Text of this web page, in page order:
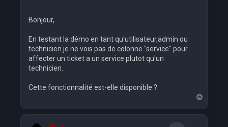
Bonjour,
En testant la démo en tant qu'utilisateur,admin ou
technicien je ne vois pas de colonne "service" pour
affecter un ticket a un service plutot qu'un
technicien.
Cette fonctionnalité est-elle disponible ?
a